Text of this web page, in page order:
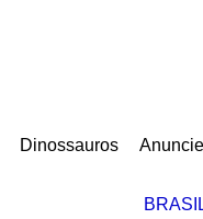
Dinossauros Anuncie